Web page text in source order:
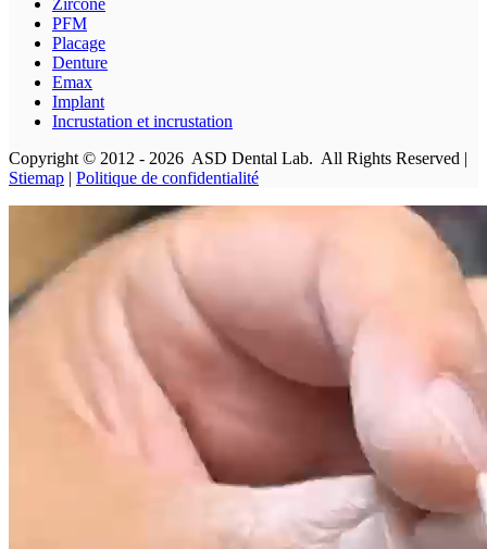
Zircone
PFM
Placage
Denture
Emax
Implant
Incrustation et incrustation
Copyright © 2012 - 2026 ASD Dental Lab. All Rights Reserved |
Stiemap | Politique de confidentialité